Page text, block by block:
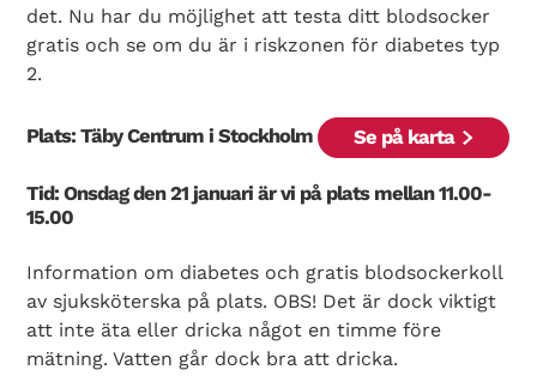
det. Nu har du möjlighet att testa ditt blodsocker
gratis och se om du är i riskzonen för diabetes typ
2.
Plats: Täby Centrum i Stockholm Se på karta
Tid: Onsdag den 21 januari är vi på plats mellan 11.00-
15.00
Information om diabetes och gratis blodsockerkoll
av sjuksköterska på plats. OBS! Det är dock viktigt
att inte äta eller dricka något en timme före
mätning. Vatten går dock bra att dricka.